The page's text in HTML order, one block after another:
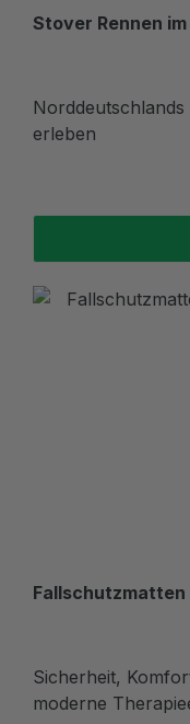
Stover Rennen
erleben
Sicherheit,
moderne